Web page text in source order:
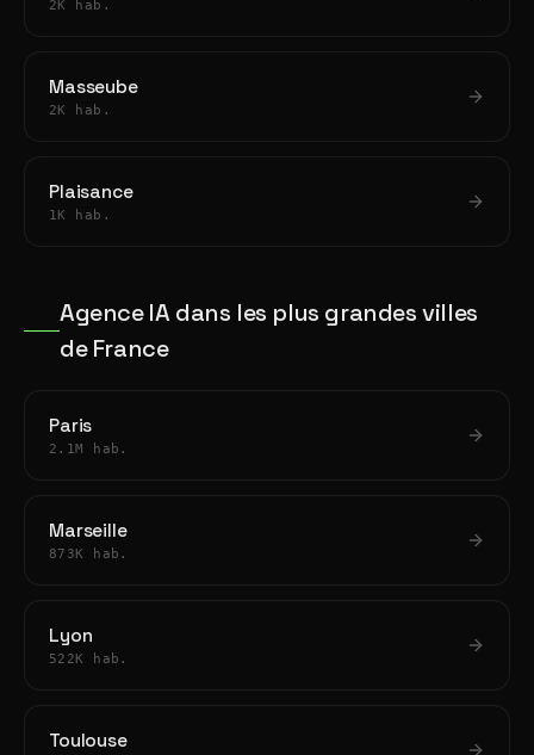
2K hab.
Masseube
2K hab.
Plaisance
1K hab.
Agence IA dans les plus grandes villes
de France
Paris
2.1M hab.
Marseille
873K hab.
Lyon
522K hab.
Toulouse